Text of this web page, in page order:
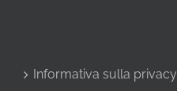
Informativa sulla privacy